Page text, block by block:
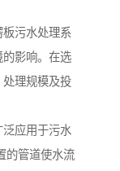
污水处理系
影响。在选
理规模及投
应用于污水
的管道使水流